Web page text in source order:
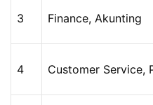
3 Finance, Akunting
4 Customer Service,